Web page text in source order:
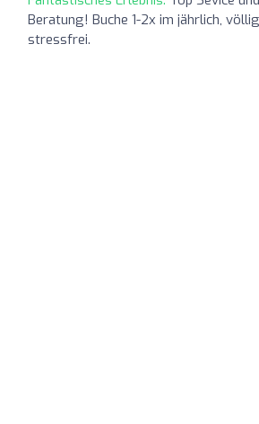
Beratung! Buche 1-2x im jährlich,
stressfrei.